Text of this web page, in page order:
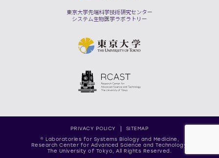
東京大学先端科学技術研究センター
システム生物医学ラボラトリー
PRIVACY POLICY
SITEMAP
© Laboratories for Systems Biology and Medicine,
Research Center for Advanced Science and Technology,
The University of Tokyo, All Rights Reserved.